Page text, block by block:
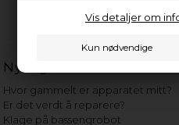
Vis detaljer om
Nyttige lenker
Hvor gammelt er apparatet mitt?
Er det verdt å reparere?
Klage på bassengrobot